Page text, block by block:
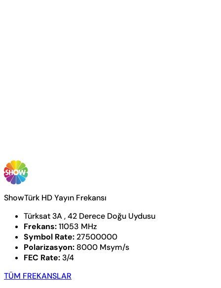
ShowTürk HD Yayın Frekansı
Türksat 3A , 42 Derece Doğu Uydusu
Frekans:11053 MHz
Symbol Rate: 27500000
Polarizasyon: 8000 Msym/s
FEC Rate: 3/4
TÜM FREKANSLAR